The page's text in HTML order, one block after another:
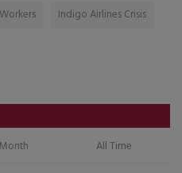
Indigo Airlines Crisis
All Time